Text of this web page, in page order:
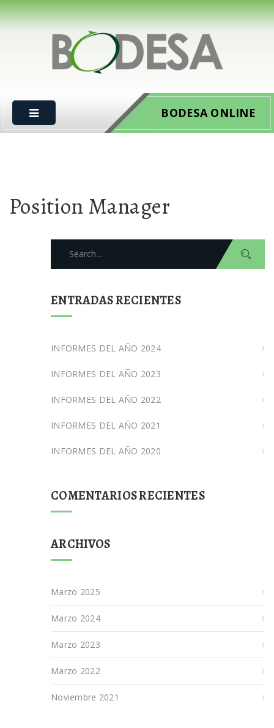
BODESA ONLINE
Position Manager
ENTRADAS RECIENTES
INFORMES DEL AÑO 2024
INFORMES DEL AÑO 2023
INFORMES DEL AÑO 2022
INFORMES DEL AÑO 2021
INFORMES DEL AÑO 2020
COMENTARIOS RECIENTES
ARCHIVOS
Marzo 2025
Marzo 2024
Marzo 2023
Marzo 2022
Noviembre 2021